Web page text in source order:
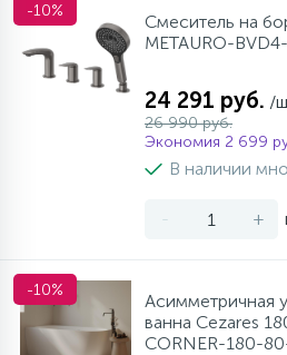
-10%
Смеситель на
METAURO-
24 291 руб. /
26 990 руб.
Экономия 2 699
В наличии
- +
-10%
Асимметричная
ванна Cezares
CORNER-180-